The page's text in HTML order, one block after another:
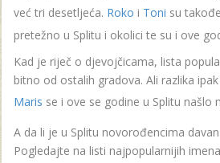
već tri desetljeća. Roko i Toni su
pretežno u Splitu i okolici te su i ove
Kad je riječ o djevojčicama, lista
bitno od ostalih gradova. Ali razlika
Maris se i ove se godine u Splitu našlo
A da li je u Splitu novorođencima
Pogledajte na listi najpopularnijih